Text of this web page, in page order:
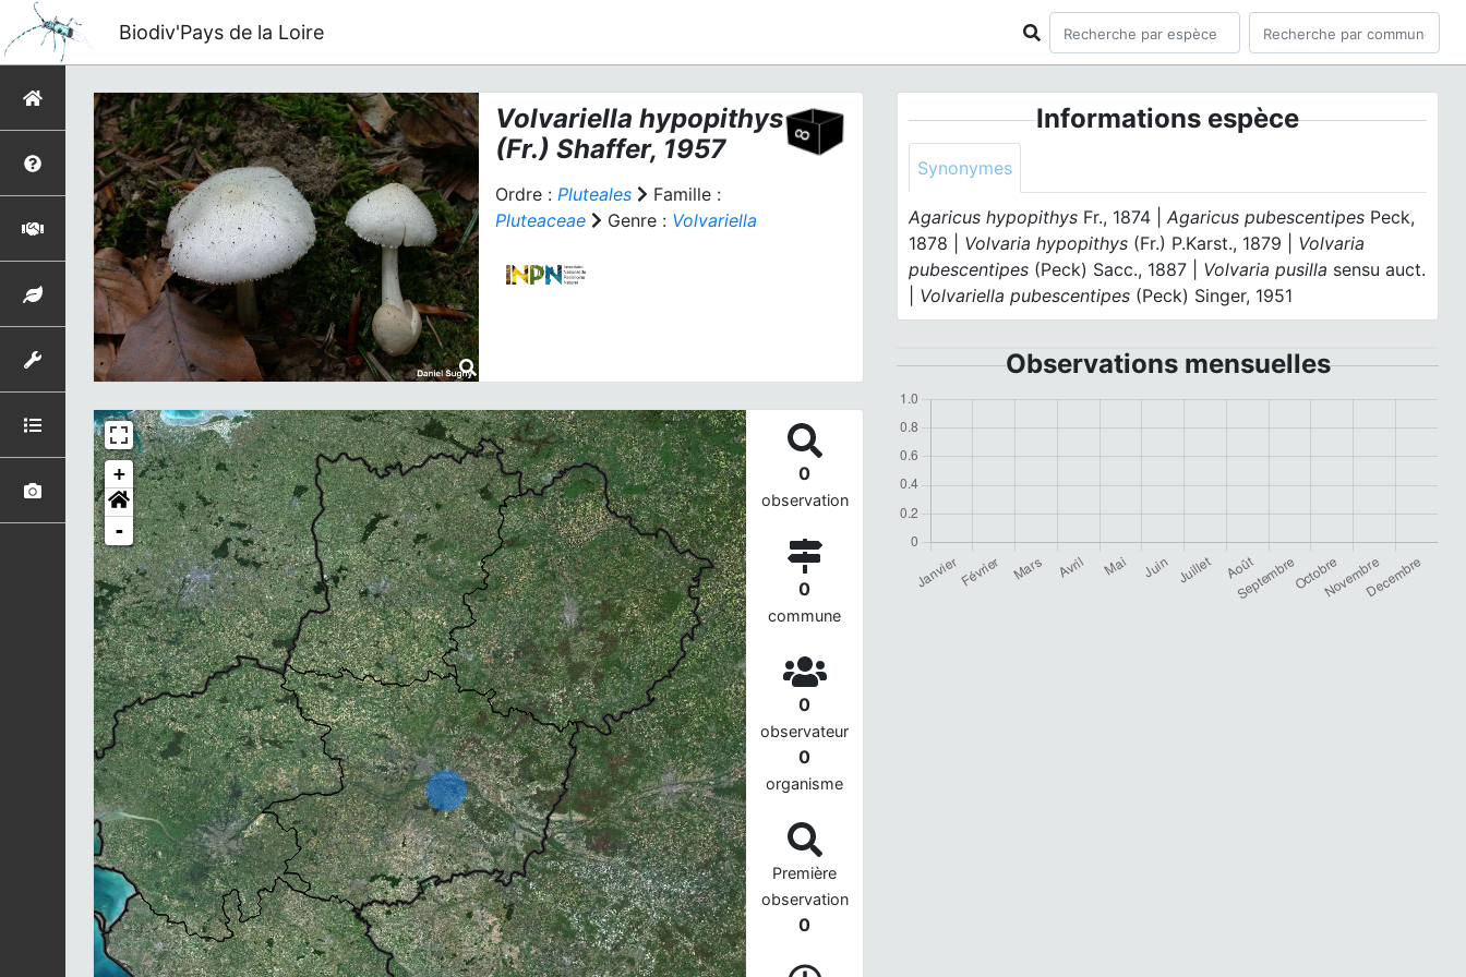
Biodiv'Pays de la Loire
Volvariella hypopithys
(Fr.) Shaffer, 1957
Ordre : Pluteales
Famille :
Pluteaceae
Genre : Volvariella
Chargement...
+
-
0
observation
0
commune
0
observateur
0
organisme
Première
observation
0
Informations espèce
Synonymes
Agaricus hypopithys Fr., 1874 |Agaricus pubescentipes Peck,
1878 | Volvaria hypopithys (Fr.) P.Karst., 1879 | Volvaria
pubescentipes (Peck) Sacc., 1887 | Volvaria pusilla sensu auct.
Volvariella pubescentipes (Peck) Singer, 1951
Observations mensuelles